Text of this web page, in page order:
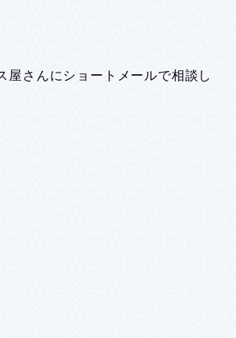
屋さんにショートメールで相談し